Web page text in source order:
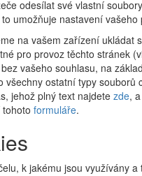
odesílat své vlastní
umožňuje nastavení vašeho
na vašem zařízení ukládat
pro provoz těchto stránek
vašeho souhlasu, na
všechny ostatní typy souborů
jehož plný text najdete zde,
formuláře.
k jakému jsou využívány a